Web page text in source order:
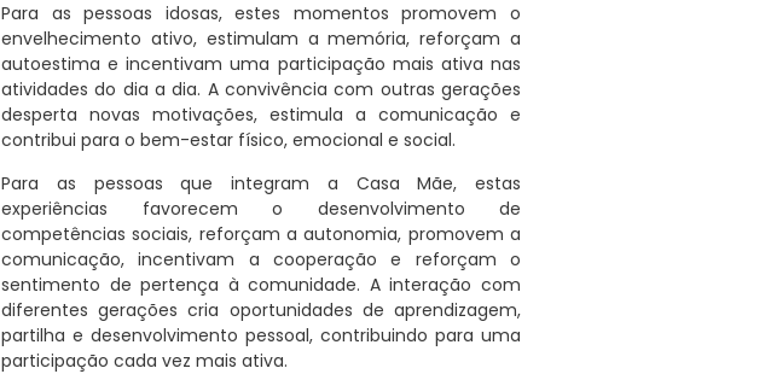
Para as pessoas idosas, estes momentos promovem o
envelhecimento ativo, estimulam a memória, reforçam a
autoestima e incentivam uma participação mais ativa nas
atividades do dia a dia. A convivência com outras gerações
desperta novas motivações, estimula a comunicação e
contribui para o bem-estar físico, emocional e social.
Para as pessoas que integram a Casa Mãe, estas
experiências favorecem o desenvolvimento de
competências sociais, reforçam a autonomia, promovem a
comunicação, incentivam a cooperação e reforçam o
sentimento de pertença à comunidade. A interação com
diferentes gerações cria oportunidades de aprendizagem,
partilha e desenvolvimento pessoal, contribuindo para uma
participação cada vez mais ativa.